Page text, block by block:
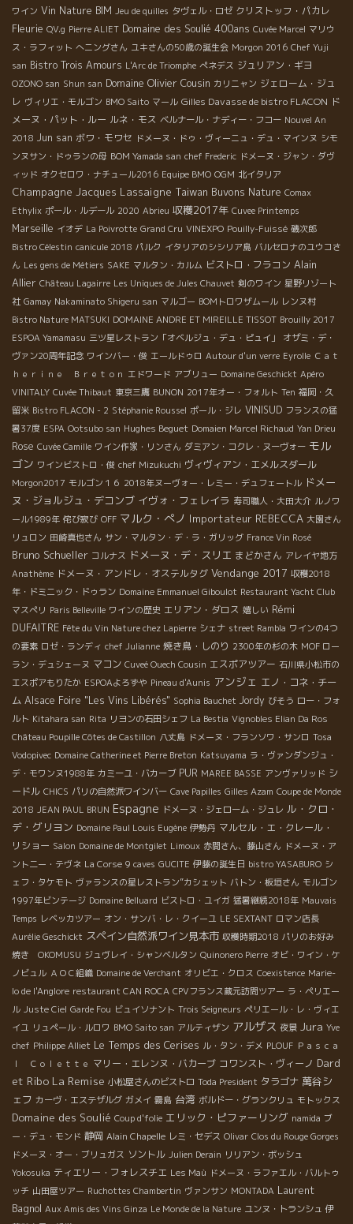
ワイン Vin Nature BIM Jeu de quilles タヴェル・ロゼ クリストッフ・パカレ
Fleurie QV.g Pierre ALIET Domaine des Soulié 400ans Cuvée Marcel マリウ
ス・ラフィット へニングさん ユキさんの50歳の誕生会 Morgon 2016 Chef Yuji
san Bistro Trois Amours L'Arc de Triomphe ぺネデス ジュリアン・ギヨ
OZONO san Shun san Domaine Olivier Cousin カリニャン ジェローム・ジュ
レ ヴィリエ・モルゴン BMO Saito マール Gilles Davasse de bistro FLACON ド
メーヌ・パット・ルー ルネ・モス ベルナール・ナディー・フコー Nouvel An
2018 Jun san ボワ・モワセ ドメーヌ・ドゥ・ヴィーニュ・デュ・マインヌ シモ
ンヌサン・ドゥランの母 BOM Yamada san chef Frederic ドメーヌ・ジャン・ダヴ
ィッド オクセロワ・ナチュール2016 Equipe BMO OGM 北イタリア
Champagne Jacques Lassaigne Taiwan Buvons Nature Comax
Ethylix ポール・ルデール 2020 Abrieu 収穫2017年 Cuvee Printemps
Marseille イオデ La Poivrotte Grand Cru VINEXPO Pouilly-Fuissé 磯次郎
Bistro Célestin canicule 2018 パルク イタリアのシシリア島 バルセロナのユウコさ
ん Les gens de Métiers SAKE マルタン・カルム ビストロ・フラコン Alain
Allier Château Lagairre Les Uniques de Jules Chauvet 剣のワイン 星野リゾート
社 Gamay Nakaminato Shigeru san マルゴー BOMトロワザムール レンヌ村
Bistro Nature MATSUKI DOMAINE ANDRE ET MIREILLE TISSOT Brouilly 2017
ESPOA Yamamasu 三ツ星レストラン「オベルジュ・デュ・ピュイ」
オザミ・デ・
ヴァン20周年記念 ワインバー・俊 エールドゥロ Autour d'un verre Eyrolle Ｃａｔ
ｈｅｒｉｎｅ Ｂｒｅｔｏｎ エドワード アブリュー Domaine Geschickt Apéro
VINITALY Cuvée Thibaut 東京三鷹 BUNON 2017年オー・フォルト Ten 福岡・久
留米 Bistro FLACON - 2 Stéphanie Roussel ポール・ジレ VINISUD フランスの猛
暑37度 ESPA Ootsubo san Hughes Beguet Domaien Marcel Richaud Yan Drieu
Rose Cuvée Camille ワイン作家・リンさん ダミアン・コクレ・ヌーヴォー モル
ゴン ワインビストロ・俊 chef Mizukuchi ヴィヴィアン・エメルスダール
Morgon2017 モルゴン１６ 2018年ヌーヴォー・レミー・デュフェートル ドメー
ヌ・ジョルジュ・デコンブ イヴォ・フェレイラ 寿司職人・大田大介 ルノワ
ール1989年 侘び寂び OFF マルク・ぺノ Importateur REBECCA 大園さん
リュロン 田崎真也さん サン・マルタン・デ・ラ・ガリッグ France Vin Rosé
Bruno Schueller コルナス ドメーヌ・デ・スリエ まどかさん アレイヤ地方
Anathème ドメーヌ・アンドレ・オステルタグ Vendange 2017 収穫2018
年・ドミニック・ドゥラン Domaine Emmanuel Giboulot Restaurant Yacht Club
マスぺリ Paris Belleville ワインの歴史 エリアン・ダロス 嬉しい Rémi
DUFAITRE Fête du Vin Nature chez Lapierre シェナ street Rambla ワインの4つ
の要素 ロゼ・ランディ chef Julianne 焼き鳥・しのり 2300年の杉の木 MOF ロー
ラン・デュシェーヌ マコン Cuveé Ouech Cousin エスポアツアー 石川県小松市の
エスポアもりたか ESPOAよろずや Pineau d'Aunis アンジェ エノ・コネ・チー
ム Alsace Foire "Les Vins Libérés" Sophia Bauchet Jordy びそう ロー・フォ
ルト Kitahara san Rita リヨンの石田シェフ La Bestia Vignobles Elian Da Ros
Château Poupille Côtes de Castillon 八丈島 ドメーヌ・フランソワ・サンロ Tosa
Vodopivec Domaine Catherine et Pierre Breton Katsuyama ラ・ヴァンダンジュ・
デ・モワンヌ1988年 カミーユ・バカーブ PUR MAREE BASSE アンヴァリッド シ
ードル CHICS パリの自然派ワインバー Cave Papilles Gilles Azam Coupe de Monde
2018 JEAN PAUL BRUN Espagne ドメーヌ・ジェローム・ジュレ ル・クロ・
デ・グリヨン Domaine Paul Louis Eugène 伊勢丹 マルセル・エ・クレール・
リショー Salon Domaine de Montgilet Limoux 赤間さん、藤山さん ドメーヌ・ア
ント二ー・テヴネ La Corse 9 caves GUCITE 伊藤の誕生日 bistro YASABURO シ
ェフ・タケモト ヴァランスの星レストラン”カシェット バトン・板垣さん モルゴン
1997年ビンテージ Domaine Belluard ビストロ・ユイガ 猛暑継続2018年 Mauvais
Temps レベッカツアー オン・サンバ・レ・クイーユ LE SEXTANT ロマン店長
Aurélie Geschickt スペイン自然派ワイン見本市 収穫時期2018 パリのお好み
焼き OKOMUSU ジュヴレイ・シャンベルタン Quinonero Pierre オビ・ワイン・ケ
ノビュル ＡＯＣ組織 Domaine de Verchant オリビエ・クロス Coexistence Marie-
lo de l'Anglore restaurant CAN ROCA CPVフランス蔵元訪問ツアー ラ・ペリエー
ル Juste Ciel Garde Fou ビュイソナント Trois Seigneurs ペリエール・レ・ヴィエ
イユ リュペール・ルロワ BMO Saito san アルティザン アルザス 夜景 Jura Yve
chef Philippe Alliet Le Temps des Cerises ル・タン・デメ PLOUF Ｐａｓｃａ
ｌ Ｃｏｌｅｔｔｅ マリー・エレンヌ・バカーブ コワンスト・ヴィーノ Dard
et Ribo La Remise 小松屋さんのビストロ Toda President タラゴナ 萬谷シ
ェフ カーヴ・エステザルグ ガメイ 霧島 台湾 ボルドー・グランクリュ モトックス
Domaine des Soulié Coup d'folie エリック・ピファーリング namida ブ
ー・デュ・モンド 静岡 Alain Chapelle レミ・セデス Olivar Clos du Rouge Gorges
ドメーヌ・オー・ブリュガス ソントル Julien Derain リリアン・ボッシュ
Yokosuka ティエリー・フォレスチエ Les Maù ドメーヌ・ラファエル・バルトゥ
ッチ 山田屋ツアー Ruchottes Chambertin ヴァンサン MONTADA Laurent
Bagnol Aux Amis des Vins Ginza Le Monde de la Nature ユンヌ・トランシュ 伊